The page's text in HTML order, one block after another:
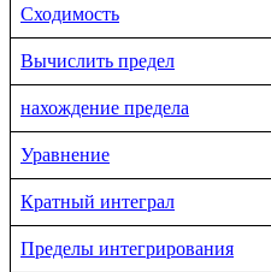
Сходимость
Вычислить предел
нахождение предела
Уравнение
Кратный интеграл
Пределы интегрирования